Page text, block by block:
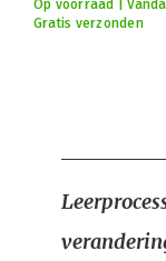
Op voorraad |
Gratis verzonden